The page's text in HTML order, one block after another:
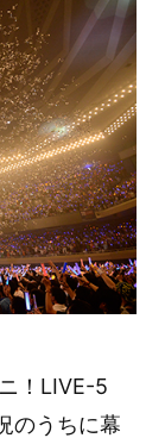
！LIVE-5
のうちに幕